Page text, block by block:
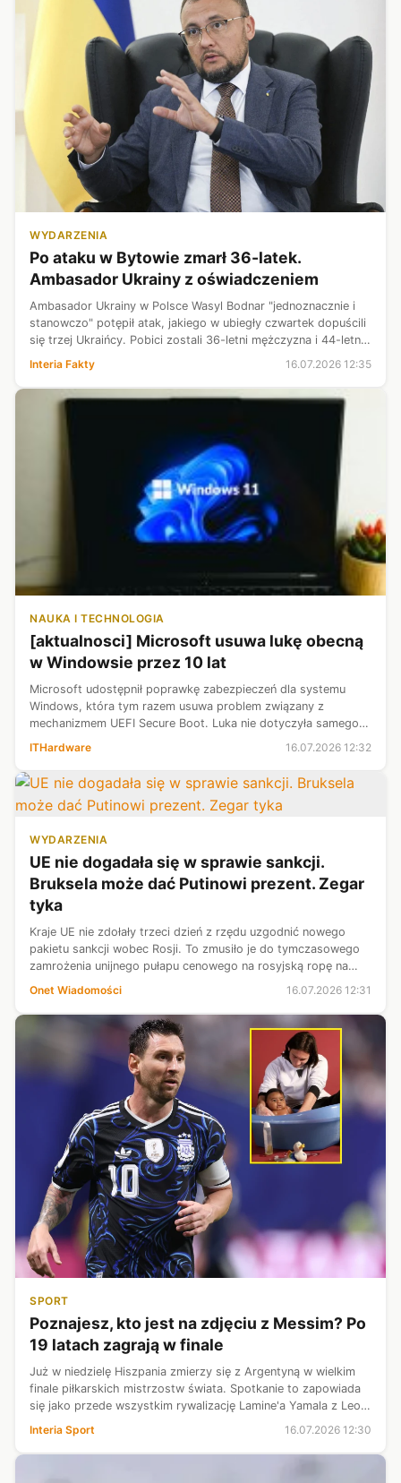
WYDARZENIA
Po ataku w Bytowie zmarł 36-latek.
Ambasador Ukrainy z oświadczeniem
Ambasador Ukrainy w Polsce Wasyl Bodnar "jednoznacznie i
stanowczo" potępił atak, jakiego w ubiegły czwartek dopuścili
się trzej Ukraińcy. Pobici zostali 36-letni mężczyzna i 44-letna
Interia Fakty 16.07.2026 12:35
NAUKA I TECHNOLOGIA
[aktualnosci] Microsoft usuwa lukę obecną
w Windowsie przez 10 lat
Microsoft udostępnił poprawkę zabezpieczeń dla systemu
Windows, która tym razem usuwa problem związany z
mechanizmem UEFI Secure Boot. Luka nie dotyczyła samego
systemu Windows 11. Badacze z firmy ESET wykryli, że część
ITHardware 16.07.2026 12:32
WYDARZENIA
UE nie dogadała się w sprawie sankcji.
Bruksela może dać Putinowi prezent. Zegar
tyka
Kraje UE nie zdołały trzeci dzień z rzędu uzgodnić nowego
pakietu sankcji wobec Rosji. To zmusiło je do tymczasowego
zamrożenia unijnego pułapu cenowego na rosyjską ropę na
kolejny tydzień.
Onet Wiadomości 16.07.2026 12:31
SPORT
Poznajesz, kto jest na zdjęciu z Messim? Po
19 latach zagrają w finale
Już w niedzielę Hiszpania zmierzy się z Argentyną w wielkim
finale piłkarskich mistrzostw świata. Spotkanie to zapowiada
się jako przede wszystkim rywalizację Lamine'a Yamala z Leo
okazję poz...
Interia Sport 16.07.2026 12:30